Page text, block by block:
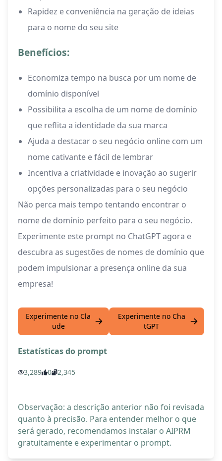
Rapidez e conveniência na geração de ideias
para o nome do seu site
Benefícios:
Economiza tempo na busca por um nome de
domínio disponível
Possibilita a escolha de um nome de domínio
que reflita a identidade da sua marca
Ajuda a destacar o seu negócio online com um
nome cativante e fácil de lembrar
Incentiva a criatividade e inovação ao sugerir
opções personalizadas para o seu negócio
Não perca mais tempo tentando encontrar o
nome de domínio perfeito para o seu negócio.
Experimente este prompt no ChatGPT agora e
descubra as sugestões de nomes de domínio que
podem impulsionar a presença online da sua
empresa!
Experimente no Cla
ude
Experimente no Cha
tGPT
Estatísticas do prompt
3,289 0 2,345
Observação: a descrição anterior não foi revisada
quanto à precisão. Para entender melhor o que
será gerado, recomendamos instalar o AIPRM
gratuitamente e experimentar o prompt.